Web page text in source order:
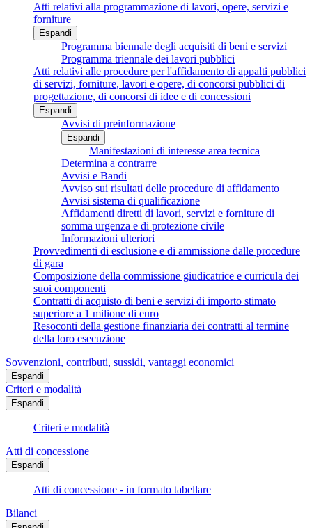
Atti relativi alla programmazione di lavori, opere, servizi e
forniture
Espandi
Programma biennale degli acquisiti di beni e servizi
Programma triennale dei lavori pubblici
Atti relativi alle procedure per l'affidamento di appalti pubblici
di servizi, forniture, lavori e opere, di concorsi pubblici di
progettazione, di concorsi di idee e di concessioni
Espandi
Avvisi di preinformazione
Espandi
Manifestazioni di interesse area tecnica
Determina a contrarre
Avvisi e Bandi
Avviso sui risultati delle procedure di affidamento
Avvisi sistema di qualificazione
Affidamenti diretti di lavori, servizi e forniture di
somma urgenza e di protezione civile
Informazioni ulteriori
Provvedimenti di esclusione e di ammissione dalle procedure
di gara
Composizione della commissione giudicatrice e curricula dei
suoi componenti
Contratti di acquisto di beni e servizi di importo stimato
superiore a 1 milione di euro
Resoconti della gestione finanziaria dei contratti al termine
della loro esecuzione
Sovvenzioni, contributi, sussidi, vantaggi economici
Espandi
Criteri e modalità
Espandi
Criteri e modalità
Atti di concessione
Espandi
Atti di concessione - in formato tabellare
Bilanci